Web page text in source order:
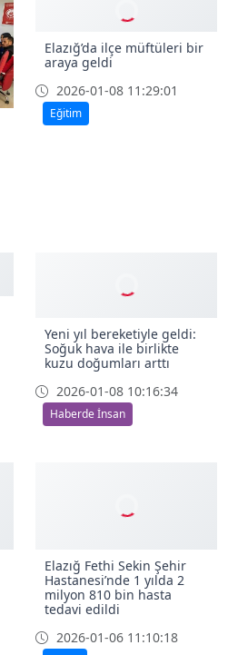
Elazığ’da ilçe müftüleri bir
Yeni yıl bereketiyle geldi:
Soğuk hava ile birlikte
kuzu doğumları arttı